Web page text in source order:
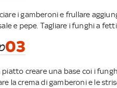
i gamberoni e frullare
e pepe. Tagliare i funghi a
03
piatto creare una base coi i
la crema di gamberoni e le